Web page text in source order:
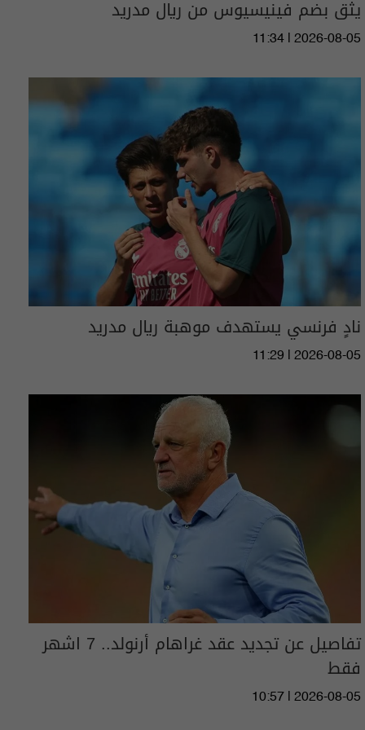
يثق بضم فينيسيوس من ريال مدريد
11:34 | 2026-08-05
نادٍ فرنسي يستهدف موهبة ريال مدريد
11:29 | 2026-08-05
تفاصيل عن تجديد عقد غراهام أرنولد.. 7 اشهر
فقط
10:57 | 2026-08-05